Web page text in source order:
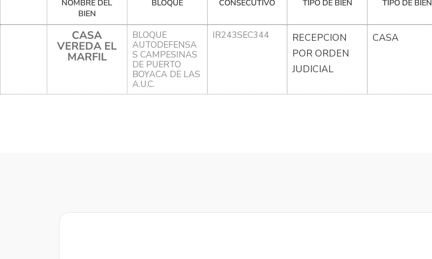
NOMBRE DEL
BIEN
BLOQUE CONSECUTIVO TIPO DE BIEN TIPO DE BIEN
CASA
VEREDA EL
MARFIL
BLOQUE
AUTODEFENSA
S CAMPESINAS
DE PUERTO
BOYACA DE LAS
A.U.C.
IR243SEC344
RECEPCION
POR ORDEN
JUDICIAL
CASA